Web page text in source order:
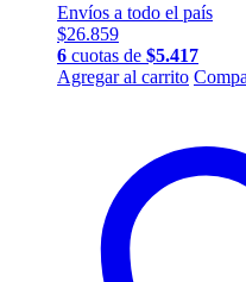
Envíos a todo el país
$26.859
6 cuotas de $5.417
Agregar al carrito